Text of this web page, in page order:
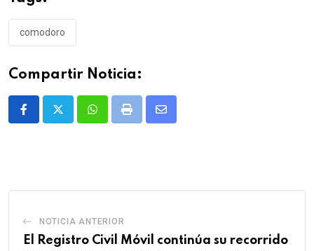
comodoro
Compartir Noticia:
WhatsappPrint
Share
NOTICIA ANTERIOR
El Registro Civil Móvil continúa su recorrido